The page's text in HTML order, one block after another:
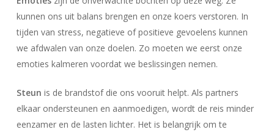
kunnen ons uit balans brengen en onze koers verstoren. In
tijden van stress, negatieve of positieve gevoelens kunnen
we afdwalen van onze doelen. Zo moeten we eerst onze
emoties kalmeren voordat we beslissingen nemen.
Steun is de brandstof die ons vooruit helpt. Als partners
elkaar ondersteunen en aanmoedigen, wordt de reis minder
eenzamer en de lasten lichter. Het is belangrijk om te